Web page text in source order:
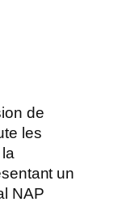
de
les
un
NAP